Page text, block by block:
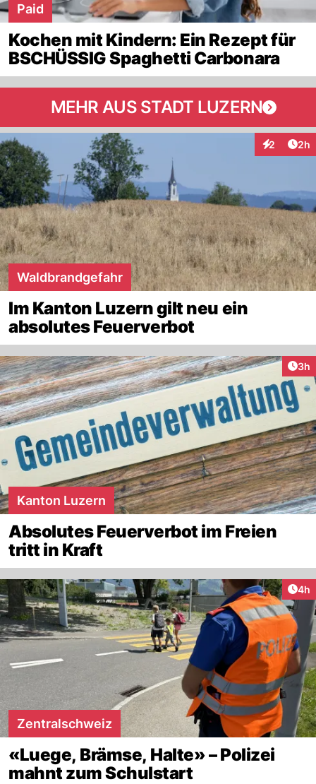
Paid
Kochen mit Kindern: Ein Rezept für
BSCHÜSSIG Spaghetti Carbonara
MEHR AUS STADT LUZERN
2 2h
Waldbrandgefahr
Im Kanton Luzern gilt neu ein
absolutes Feuerverbot
3h
Kanton Luzern
Absolutes Feuerverbot im Freien
tritt in Kraft
4h
Zentralschweiz
«Luege, Brämse, Halte» – Polizei
mahnt zum Schulstart